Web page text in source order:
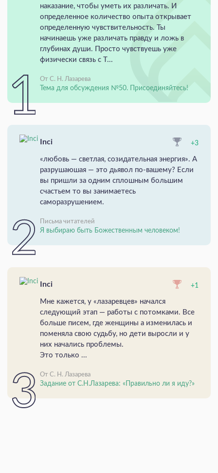
наказание, чтобы уметь их различать. И
определенное количество опыта открывает
определенную чувствительность. Ты
начинаешь уже различать правду и ложь в
глубинах души. Просто чувствуешь уже
физически связь с Т...
От С. Н. Лазарева
Тема для обсуждения №50. Присоединяйтесь!
Inci +3
«любовь — светлая, созидательная энергия». А
разрушаюшая — это дьявол по-вашему? Если
вы пришли за одним сплошным большим
счастьем то вы занимаетесь
саморазрушением.
Письма читателей
Я выбираю быть Божественным человеком!
Inci +1
Мне кажется, у «лазаревцев» начался
следующий этап — работы с потомками. Все
больше писем, где женщины а изменилась и
поменяла свою судьбу, но дети выросли и у
них начались проблемы.
Это только ...
От С. Н. Лазарева
Задание от С.Н.Лазарева: «Правильно ли я иду?»